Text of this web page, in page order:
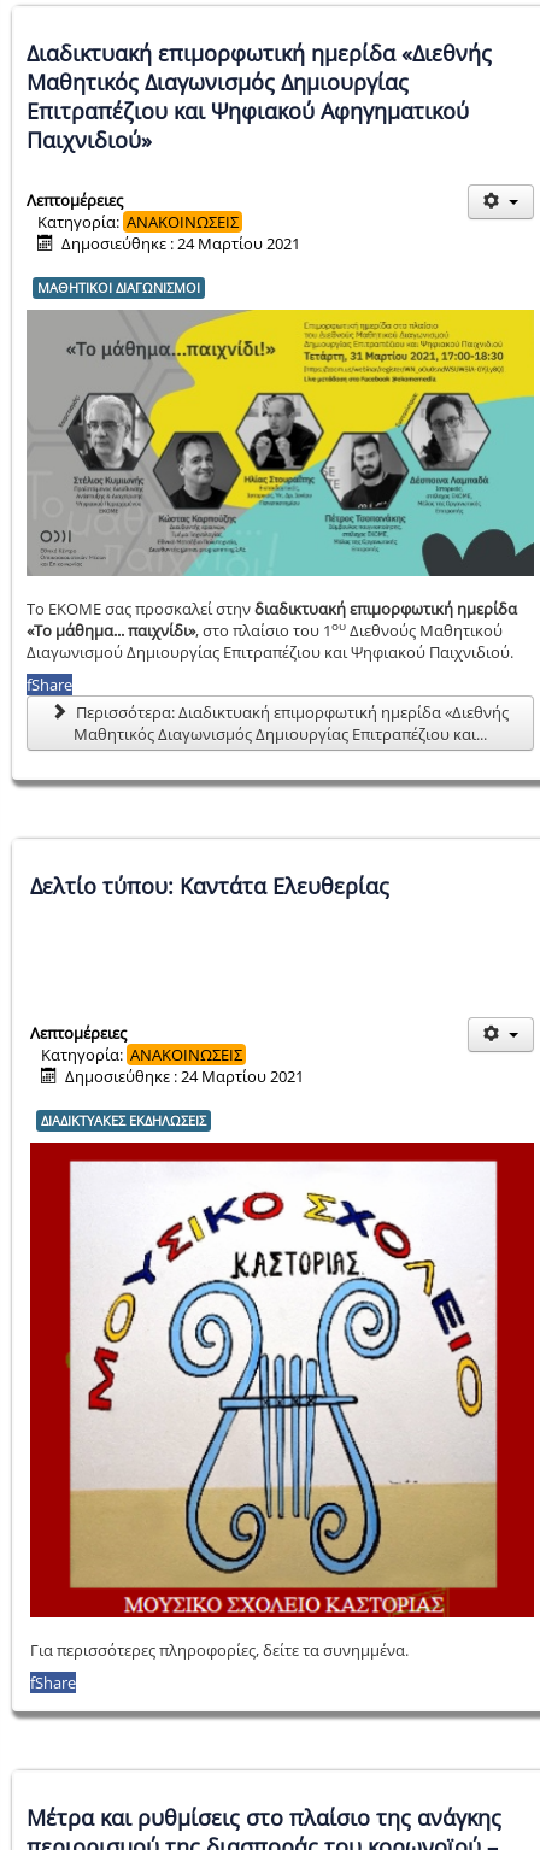
Διαδικτυακή επιμορφωτική ημερίδα «Διεθνής
Μαθητικός Διαγωνισμός Δημιουργίας
Επιτραπέζιου και Ψηφιακού Αφηγηματικού
Παιχνιδιού»
Λεπτομέρειες
Κατηγορία: ΑΝΑΚΟΙΝΩΣΕΙΣ
Δημοσιεύθηκε : 24 Μαρτίου 2021
ΜΑΘΗΤΙΚΟΙ ΔΙΑΓΩΝΙΣΜΟΙ
Το ΕΚΟΜΕ σας προσκαλεί στηνδιαδικτυακή επιμορφωτική ημερίδα
«Το μάθημα... παιχνίδι», στο πλαίσιο του 1ου Διεθνούς Μαθητικού
Διαγωνισμού Δημιουργίας Επιτραπέζιου και Ψηφιακού Παιχνιδιού.
fShare
Περισσότερα: Διαδικτυακή επιμορφωτική ημερίδα «Διεθνής
Μαθητικός Διαγωνισμός Δημιουργίας Επιτραπέζιου και...
Δελτίο τύπου: Καντάτα Ελευθερίας
Λεπτομέρειες
Κατηγορία: ΑΝΑΚΟΙΝΩΣΕΙΣ
Δημοσιεύθηκε : 24 Μαρτίου 2021
ΔΙΑΔΙΚΤΥΑΚΕΣ ΕΚΔΗΛΩΣΕΙΣ
Για περισσότερες πληροφορίες, δείτε τα συνημμένα.
fShare
Μέτρα και ρυθμίσεις στο πλαίσιο της ανάγκης